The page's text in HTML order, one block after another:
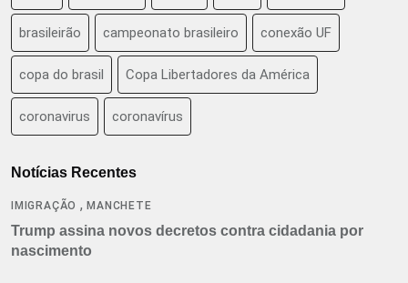
brasileirão campeonato brasileiro conexão UF
copa do brasil Copa Libertadores da América
coronavirus coronavírus
Notícias Recentes
IMIGRAÇÃO ,MANCHETE
Trump assina novos decretos contra cidadania por
nascimento